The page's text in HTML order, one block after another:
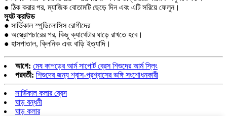
● ঠিক করার পর, ম্যাজিক বোতামটি ছেড়ে দিন এবং এটি সরিয়ে ফেলুন।
স্যুট ক্রাউড
● সার্ভিকাল স্পন্ডিলোসিস রোগীদের
● অস্ত্রোপচারের পর, কিছু ক্যাথেটার ঘাড়ে রাখতে হবে।
● হাসপাতাল, ক্লিনিক এবং বাড়ি ইত্যাদি।
আগে: মেষ কাপড়ের আর্ম সাপোর্ট ব্রেস শিশুদের আর্ম স্লিং
পরবর্তী: শিশুদের জন্য শ্বাস-প্রশ্বাসের ভঙ্গি সংশোধনকারী
সার্ভিকাল কলার ব্রেস
ঘাড় বন্ধনী
ঘাড় কলার